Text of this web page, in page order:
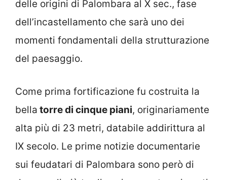
delle origini di Palombara al X sec., fase
dell’incastellamento che sarà uno dei
momenti fondamentali della strutturazione
del paesaggio.
Come prima fortificazione fu costruita la
bella torre di cinque piani, originariamente
alta più di 23 metri, databile addirittura al
IX secolo. Le prime notizie documentarie
sui feudatari di Palombara sono però di